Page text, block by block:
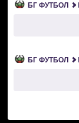
БГ ФУТБОЛ
БГ ФУТБОЛ